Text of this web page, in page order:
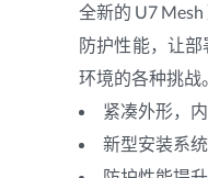
全新的 U7
防护性能，让
环境的各种挑战。
紧凑外形，
新型安装系